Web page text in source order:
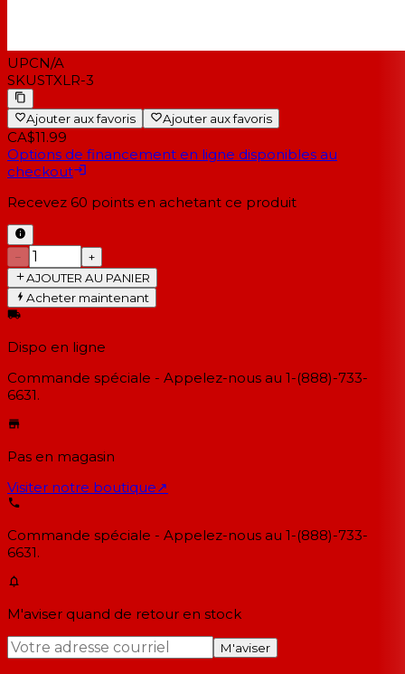
UPCN/A
SKUSTXLR-3
Ajouter aux favoris Ajouter aux favoris
CA$11.99
Options de financement en ligne disponibles au
checkout
Recevez 60 points en achetant ce produit
−
+
AJOUTER AU PANIER
Acheter maintenant
Dispo en ligne
Commande spéciale - Appelez-nous au 1-(888)-733-
6631.
Pas en magasin
Visiter notre boutique↗
Commande spéciale - Appelez-nous au 1-(888)-733-
6631.
M'aviser quand de retour en stock
M'aviser